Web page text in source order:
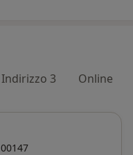
Indirizzo 3 Online
00147